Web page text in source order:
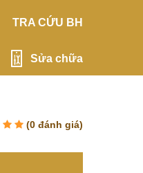
TRA CỨU BH
Sửa chữa
(0 đánh giá)